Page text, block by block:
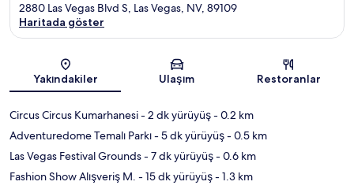
Harita
2880 Las Vegas Blvd S, Las Vegas, NV, 89109
Haritada göster
Yakındakiler Ulaşım Restoranlar
Circus Circus Kumarhanesi- 2 dk yürüyüş- 0.2 km
Adventuredome Temalı Parkı- 5 dk yürüyüş- 0.5 km
Las Vegas Festival Grounds- 7 dk yürüyüş- 0.6 km
Fashion Show Alışveriş M. - 15 dk yürüyüş- 1.3 km